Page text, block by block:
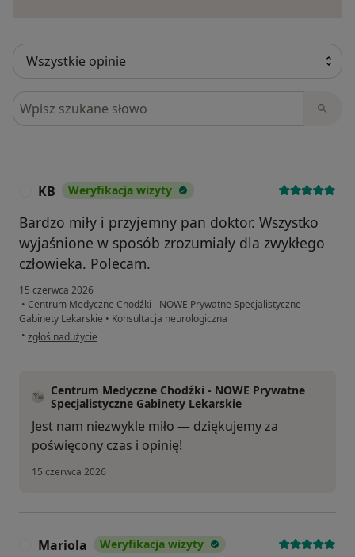
Szukaj w opiniach
KB Weryfikacja wizyty
Bardzo miły i przyjemny pan doktor. Wszystko
wyjaśnione w sposób zrozumiały dla zwykłego
człowieka. Polecam.
15 czerwca 2026
• Centrum Medyczne Chodźki - NOWE Prywatne Specjalistyczne
Gabinety Lekarskie • Konsultacja neurologiczna
• w opinii użytkownika KB
zgłoś nadużycie
Centrum Medyczne Chodźki - NOWE Prywatne
Specjalistyczne Gabinety Lekarskie
Jest nam niezwykle miło — dziękujemy za
poświęcony czas i opinię!
15 czerwca 2026
Mariola Weryfikacja wizyty